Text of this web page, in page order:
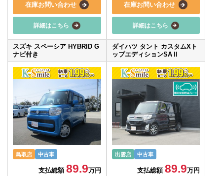
在庫お問い合わせ
詳細はこちら
在庫お問い合わせ
詳細はこちら
スズキ スペーシア HYBRID G
ナビ付き
鳥取店 中古車
支払総額 89.9万円
ダイハツ タント カスタムXト
ップエディションSAⅡ
出雲店 中古車
支払総額89.9万円